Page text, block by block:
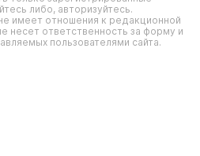
либо, авторизуйтесь.
имеет отношения к редакционной
несет ответственность за форму и
пользователями сайта.